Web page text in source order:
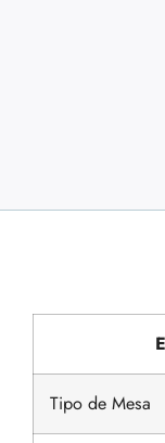
Tipo de Mesa